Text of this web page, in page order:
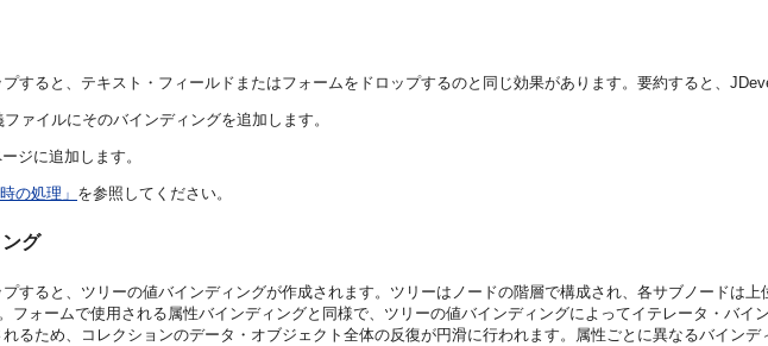
すると、テキスト・フィールドまたはフォームをドロップするのと同じ効果があります。要約すると、
ァイルにそのバインディングを追加します。
ジに追加します。
の処理」 を参照してください。
グ
すると、ツリーの値バインディングが作成されます。ツリーはノードの階層で構成され、各サブノードは
フォームで使用される属性バインディングと同様で、ツリーの値バインディングによってイテレータ・バイ
るため、コレクションのデータ・オブジェクト全体の反復が円滑に行われます。属性ごとに異なるバイン